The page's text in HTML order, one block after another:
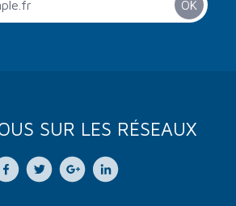
SUR LES RÉSEAUX